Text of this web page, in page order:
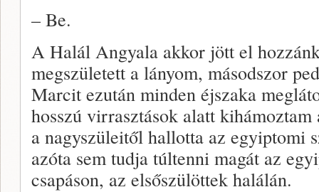
– Be.
A Halál Angyala akkor jött el
megszületett a lányom, másodszor
Marcit ezután minden éjszaka
hosszú virrasztások alatt
a nagyszüleitől hallotta az egyiptomi
azóta sem tudja túltenni magát az
csapáson, az elsőszülöttek halálán.